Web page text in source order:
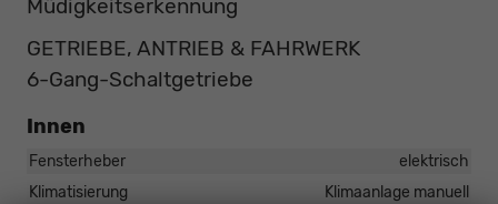
Müdigkeitserkennung
GETRIEBE, ANTRIEB & FAHRWERK
6-Gang-Schaltgetriebe
Innen
Fensterheber
elektrisch
Klimatisierung
Klimaanlage manuell